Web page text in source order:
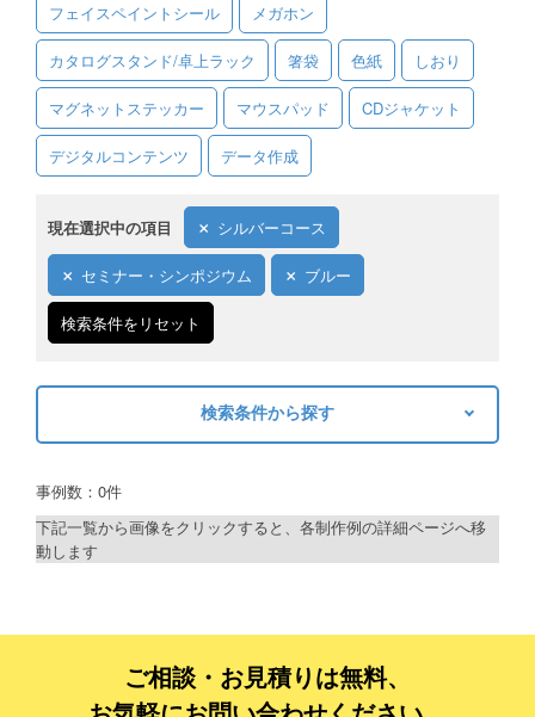
お見積り・お問合せ
フェイスペイントシール メガホン
カタログスタンド/卓上ラック 箸袋 色紙 しおり
マグネットステッカー マウスパッド CDジャケット
デジタルコンテンツ データ作成
現在選択中の項目 シルバーコース
セミナー・シンポジウム ブルー
検索条件をリセット
検索条件から探す
制作プランで探す
ベーシックコース
シルバーコース
事例数：0件
下記一覧から画像をクリックすると、各制作例の詳細ページへ移
動します
ご相談・お見積りは無料、